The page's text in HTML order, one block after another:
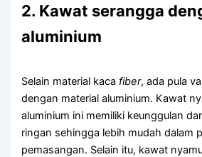
2. Kawat serangga
aluminium
Selain material kaca fiber, ada pula
dengan material aluminium. Kawat
aluminium ini memiliki keunggulan
ringan sehingga lebih mudah dalam
pemasangan. Selain itu, kawat